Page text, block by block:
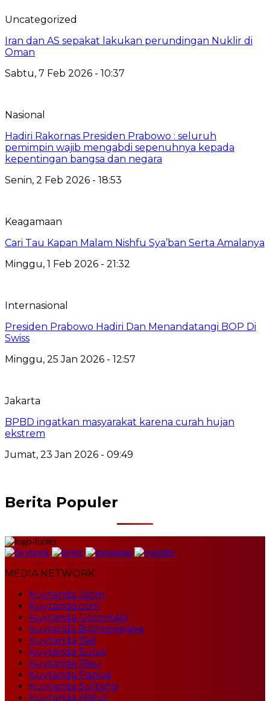
Uncategorized
Iran dan AS sepakat lakukan perundingan Nuklir di
Oman
Sabtu, 7 Feb 2026 - 10:37
Nasional
Hadiri Rakornas Presiden Prabowo : seluruh
pemimpin wajib mengabdi sepenuhnya kepada
kepentingan bangsa dan negara
Senin, 2 Feb 2026 - 18:53
Keagamaan
Cari Tau Kapan Malam Nishfu Sya’ban Serta Amalanya
Minggu, 1 Feb 2026 - 21:32
Internasional
Presiden Prabowo Hadiri Dan Menandatangi BOP Di
Swiss
Minggu, 25 Jan 2026 - 12:57
Jakarta
BPBD ingatkan masyarakat karena curah hujan
ekstrem
Jumat, 23 Jan 2026 - 09:49
Berita Populer
MEDIA NETWORK
Kuytanda Jatim
Kuytanda.com
Kuytanda Gorontalo
kuytanda Bolmongraya
Kuytanda Bali
Kuytanda Sulut
Kuytanda Riau
Kuytanda Papua
Kuytanda Sulteng
Kuytanda Malut